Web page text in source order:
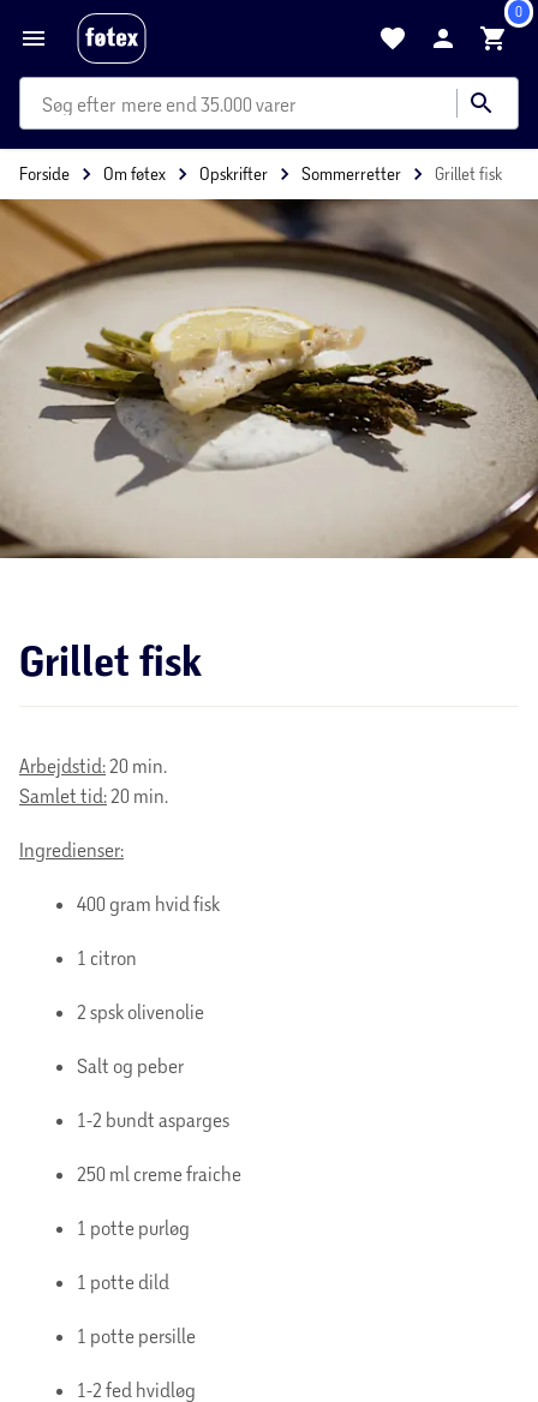
0
mere end 35.000 varer
Forside Om føtex Opskrifter Sommerretter Grillet fisk
Grillet fisk
Arbejdstid:20 min.
Samlet tid:20 min.
Ingredienser:
400 gram hvid fisk
1 citron
2 spsk olivenolie
Salt og peber
1-2 bundt asparges
250 ml creme fraiche
1 potte purløg
1 potte dild
1 potte persille
1-2 fed hvidløg